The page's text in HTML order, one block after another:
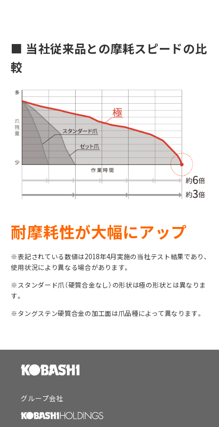
■ 当社従来品との摩耗スピードの比
較
耐摩耗性が大幅にアップ
※表記されている数値は2018年4月実施の当社テスト結果であり、
使用状況により異なる場合があります。
※スタンダード爪（硬質合金なし）の形状は極の形状とは異なりま
す。
※タングステン硬質合金の加工面は爪品種によって異なります。
グループ会社